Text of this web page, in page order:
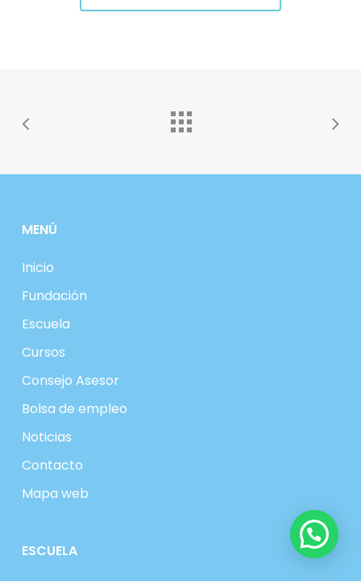
MENÚ
Inicio
Fundación
Escuela
Cursos
Consejo Asesor
Bolsa de empleo
Noticias
Contacto
Mapa web
ESCUELA